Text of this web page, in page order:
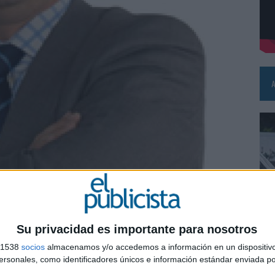
Su privacidad es importante para nosotros
socios almacenamos y/o accedemos a información en un
como identificadores únicos e información estándar enviada
SPAIN PARA SAMSUNG ELECTRONICS IBERIA
Iberia. 06/